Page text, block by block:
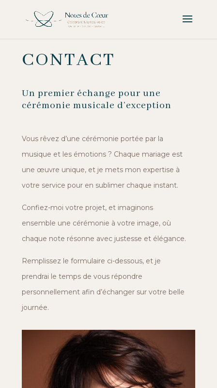
CONTACT
Un premier échange pour une
cérémonie musicale d’exception
Vous rêvez d’une cérémonie portée par la
musique et les émotions ? Chaque mariage est
une œuvre unique, et je mets mon expertise à
votre service pour en sublimer chaque instant.
Confiez-moi votre projet, et imaginons
ensemble une cérémonie à votre image, où
chaque note résonne avec justesse et élégance.
Remplissez le formulaire ci-dessous, et je
prendrai le temps de vous répondre
personnellement afin d’échanger sur votre belle
journée.